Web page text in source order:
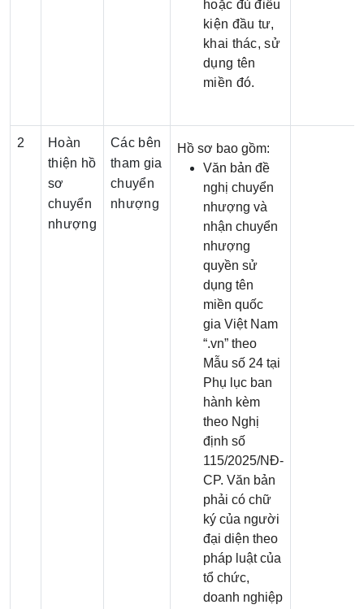
hoặc đủ điều
kiện đầu tư,
khai thác, sử
dụng tên
miền đó.
2
Hoàn
thiện hồ
sơ
chuyển
nhượng
Các bên
tham gia
chuyển
nhượng
Hồ sơ bao gồm:
Văn bản đề
nghị chuyển
nhượng và
nhận chuyển
nhượng
quyền sử
dụng tên
miền quốc
gia Việt Nam
“.vn” theo
Mẫu số 24 tại
Phụ lục ban
hành kèm
theo Nghị
định số
115/2025/NĐ-
CP. Văn bản
phải có chữ
ký của người
đại diện theo
pháp luật của
tổ chức,
doanh nghiệp